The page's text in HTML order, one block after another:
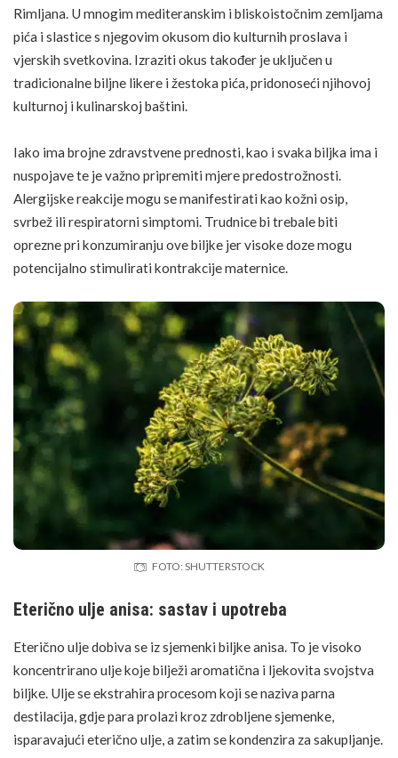
Rimljana. U mnogim mediteranskim i bliskoistočnim zemljama
pića i slastice s njegovim okusom dio kulturnih proslava i
vjerskih svetkovina. Izraziti okus također je uključen u
tradicionalne biljne likere i žestoka pića, pridonoseći njihovoj
kulturnoj i kulinarskoj baštini.
Iako ima brojne zdravstvene prednosti, kao i svaka biljka ima i
nuspojave te je važno pripremiti mjere predostrožnosti.
Alergijske reakcijemogu se manifestirati kao kožni osip,
svrbež ili respiratorni simptomi. Trudnice bi trebale biti
oprezne pri konzumiranju ove biljke jer visoke doze mogu
potencijalno stimulirati kontrakcije maternice.
FOTO: SHUTTERSTOCK
Eterično ulje anisa: sastav i upotreba
Eterično ulje dobiva se iz sjemenki biljke anisa. To je visoko
koncentrirano ulje koje bilježi aromatična i ljekovita svojstva
biljke. Ulje se ekstrahira procesom koji se naziva parna
destilacija, gdje para prolazi kroz zdrobljene sjemenke,
isparavajući eterično ulje, a zatim se kondenzira za sakupljanje.